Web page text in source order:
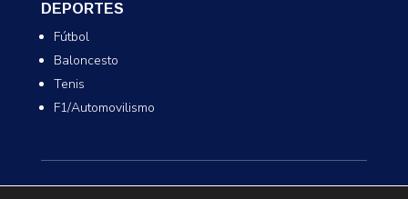
DEPORTES
Fútbol
Baloncesto
Tenis
F1/Automovilismo